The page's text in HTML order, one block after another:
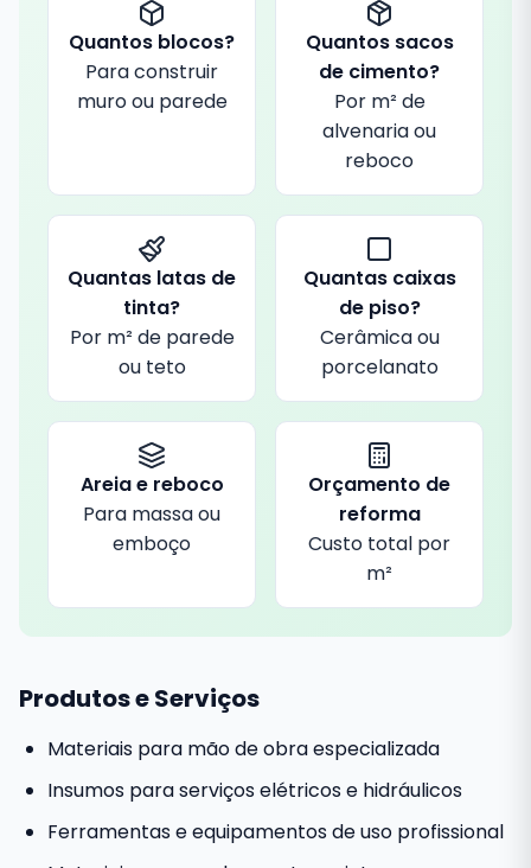
Quantos blocos?
Para construir
muro ou parede
Quantos sacos
de cimento?
Por m² de
alvenaria ou
reboco
Quantas latas de
tinta?
Por m² de parede
ou teto
Quantas caixas
de piso?
Cerâmica ou
porcelanato
Areia e reboco
Para massa ou
emboço
Orçamento de
reforma
Custo total por
m²
Produtos e Serviços
Materiais para mão de obra especializada
Insumos para serviços elétricos e hidráulicos
Ferramentas e equipamentos de uso profissional